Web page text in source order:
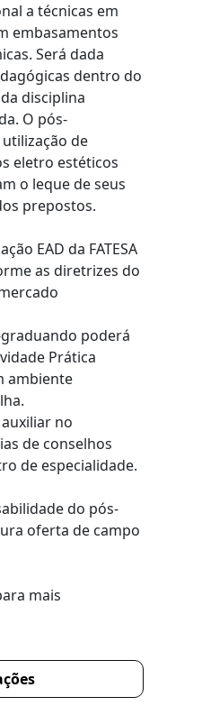
a técnicas em
embasamentos
Será dada
dentro do
disciplina
O pós-
de
eletro estéticos
o leque de seus
prepostos.
EAD da FATESA
as diretrizes do
poderá
Prática
ambiente
no
de conselhos
de especialidade.
do pós-
oferta de campo
mais